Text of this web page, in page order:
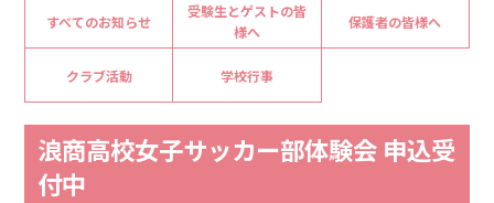
すべてのお知らせ
受験生とゲストの皆
様へ
保護者の皆様へ
クラブ活動 学校行事
浪商高校女子サッカー部体験会 申込受
付中